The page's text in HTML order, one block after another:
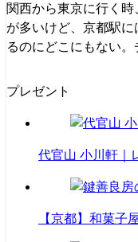
関西から東京に行く時
が多いけど、京都駅
るのにどこにもない。
プレゼント
代官山 小川軒｜
【京都】和菓子